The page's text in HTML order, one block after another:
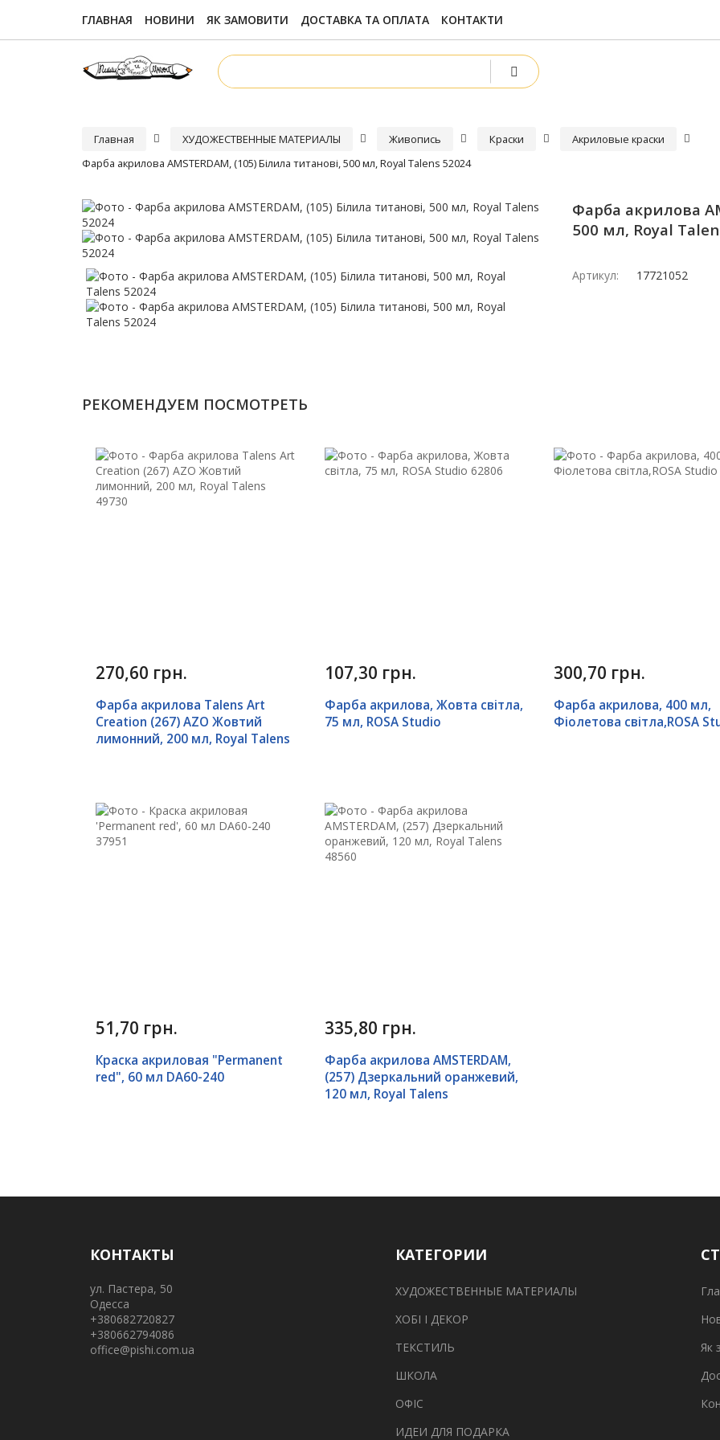
ГЛАВНАЯ НОВИНИ ЯК ЗАМОВИТИ ДОСТАВКА ТА ОПЛАТА КОНТАКТИ
Главная ХУДОЖЕСТВЕННЫЕ МАТЕРИАЛЫ Живопись Краски
Акриловые краски
Фарба акрилова AMSTERDAM, (105) Білила титанові, 500 мл, Royal Talens 52024
Фарба акрилова
500 мл, Royal
Артикул: 17721052
РЕКОМЕНДУЕМ ПОСМОТРЕТЬ
270,60 грн.
Фарба акрилова Talens Art
Creation (267) AZO Жовтий
лимонний, 200 мл, Royal Talens
107,30 грн.
Фарба акрилова, Жовта світла,
75 мл, ROSA Studio
300,70 грн.
Фарба акрилова, 400 мл,
Фіолетова світла,ROSA
51,70 грн.
Краска акриловая "Permanent
red", 60 мл DA60-240
335,80 грн.
Фарба акрилова AMSTERDAM,
(257) Дзеркальний оранжевий,
120 мл, Royal Talens
КОНТАКТЫ
ул. Пастера, 50
Одесса
+380682720827
+380662794086
office@pishi.com.ua
КАТЕГОРИИ
ХУДОЖЕСТВЕННЫЕ МАТЕРИАЛЫ
ХОБІ І ДЕКОР
ТЕКСТИЛЬ
ШКОЛА
ОФІС
ИДЕИ ДЛЯ ПОДАРКА
Як